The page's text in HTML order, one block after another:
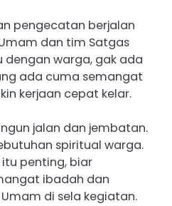
pengecatan berjalan
dan tim Satgas
dengan warga, gak ada
ada cuma semangat
kerjaan cepat kelar.
jalan dan jembatan.
spiritual warga.
penting, biar
ibadah dan
di sela kegiatan.